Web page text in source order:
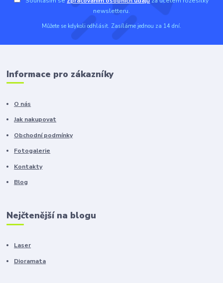
newsletteru.
Můžete se kdykoli odhlásit. Zasíláme jednou za 14 dní.
Informace pro zákazníky
O nás
Jak nakupovat
Obchodní podmínky
Fotogalerie
Kontakty
Blog
Nejčtenější na blogu
Laser
Dioramata